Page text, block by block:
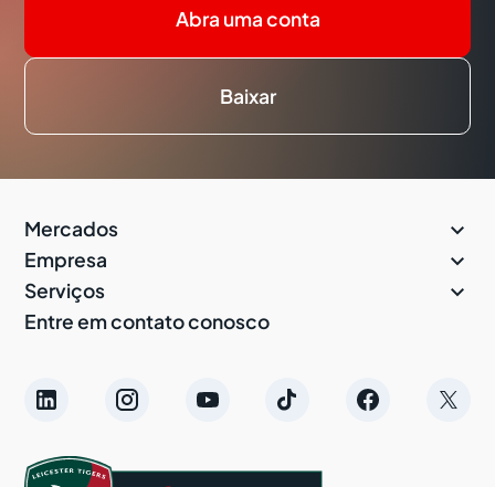
Abra uma conta
Baixar
Mercados 
Empresa 
Serviços 
Entre em contato conosco